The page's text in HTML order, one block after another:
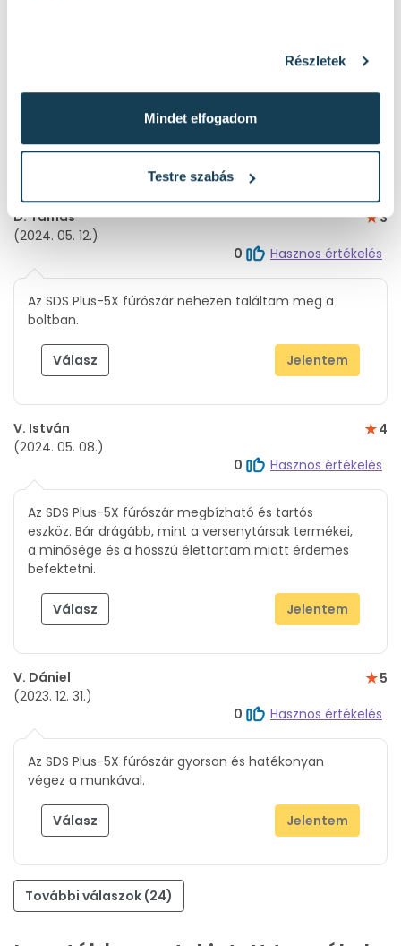
Részletek
Mindet elfogadom
Testre szabás
Vásárlók átlagos értékelése
Értékelés írása
D. Tamás
(2024. 05. 12.)
3
0
Hasznos értékelés
Az SDS Plus-5X fúrószár nehezen találtam meg a
boltban.
Válasz Jelentem
V. István
(2024. 05. 08.)
4
0
Hasznos értékelés
Az SDS Plus-5X fúrószár megbízható és tartós
eszköz. Bár drágább, mint a versenytársak termékei,
a minősége és a hosszú élettartam miatt érdemes
befektetni.
Válasz Jelentem
V. Dániel
(2023. 12. 31.)
5
0
Hasznos értékelés
Az SDS Plus-5X fúrószár gyorsan és hatékonyan
végez a munkával.
Válasz Jelentem
További válaszok (24)